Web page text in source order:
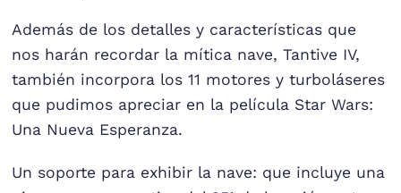
Además de los detalles y características que
nos harán recordar la mítica nave, Tantive IV,
también incorpora los 11 motores y turboláseres
que pudimos apreciar en la película Star Wars:
Una Nueva Esperanza.
Un soporte para exhibir la nave: que incluye una